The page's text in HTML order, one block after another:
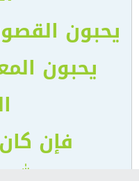
يحبون
يحبون
فإن